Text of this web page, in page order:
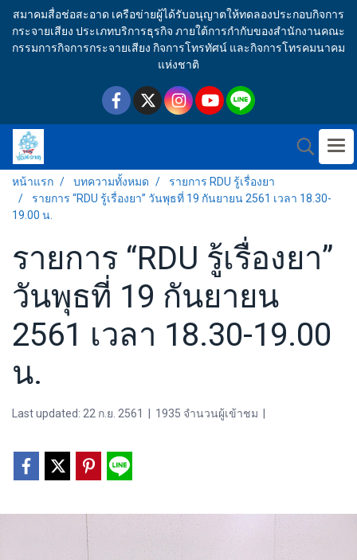
สมาคมสื่อช่อสะอาด เครือข่ายผู้ได้รับอนุญาตให้ทดลองประกอบกิจการ
กระจายเสียง ประเภทบริการธุรกิจ ภายใต้การกำกับของสำนักงานคณะ
กรรมการกิจการกระจายเสียง กิจการโทรทัศน์ และกิจการโทรคมนาคม
แห่งชาติ
หน้าแรก บทความทั้งหมด
รายการ RDU รู้เรื่องยา
รายการ “RDU รู้เรื่องยา” วันพุธที่ 19 กันยายน 2561 เวลา 18.30-
19.00 น.
รายการ “RDU รู้เรื่องยา”
วันพุธที่ 19 กันยายน
2561 เวลา 18.30-19.00
น.
Last updated: 22 ก.ย. 2561 1935 จำนวนผู้เข้าชม